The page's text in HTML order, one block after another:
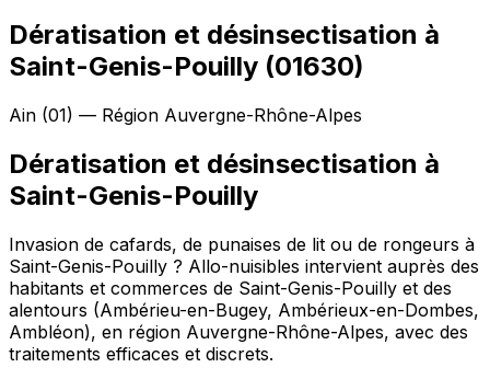
Dératisation et désinsectisation à
Saint-Genis-Pouilly (01630)
Ain (01) — Région Auvergne-Rhône-Alpes
Dératisation et désinsectisation à
Saint-Genis-Pouilly
Invasion de cafards, de punaises de lit ou de rongeurs à
Saint-Genis-Pouilly ? Allo-nuisibles intervient auprès des
habitants et commerces de Saint-Genis-Pouilly et des
alentours (Ambérieu-en-Bugey, Ambérieux-en-Dombes,
Ambléon), en région Auvergne-Rhône-Alpes, avec des
traitements efficaces et discrets.